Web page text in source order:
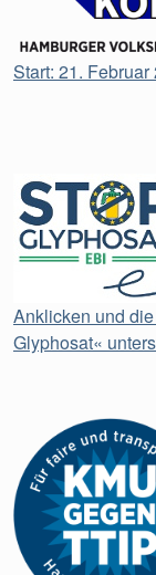
Start: 21.
Anklicken und
Glyphosat«